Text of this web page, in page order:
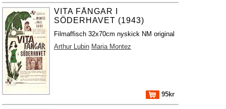
VITA FÅNGAR I
SÖDERHAVET (1943)
Filmaffisch 32x70cm nyskick NM original
Arthur Lubin Maria Montez
95kr